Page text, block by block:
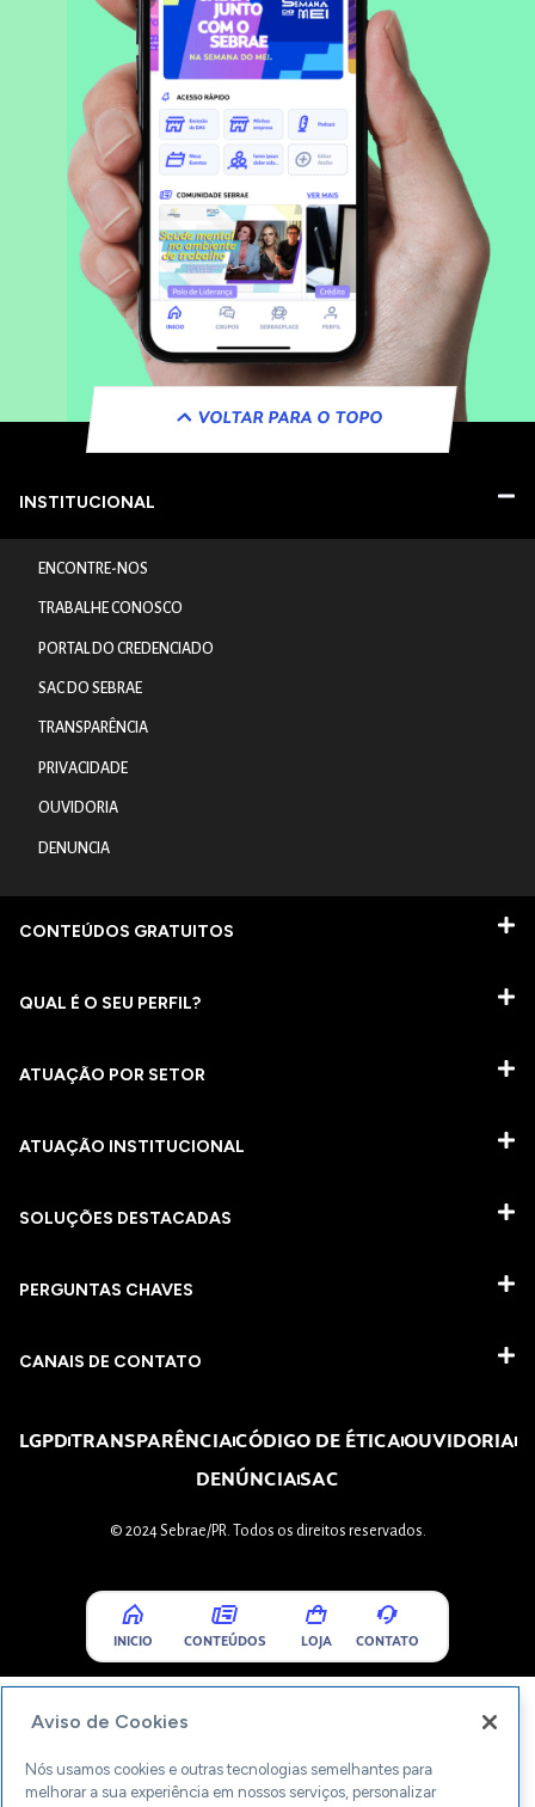
VOLTAR PARA O TOPO
INSTITUCIONAL
ENCONTRE-NOS
TRABALHE CONOSCO
PORTAL DO CREDENCIADO
SAC DO SEBRAE
TRANSPARÊNCIA
PRIVACIDADE
OUVIDORIA
DENUNCIA
CONTEÚDOS GRATUITOS
QUAL É O SEU PERFIL?
ATUAÇÃO POR SETOR
ATUAÇÃO INSTITUCIONAL
SOLUÇÕES DESTACADAS
PERGUNTAS CHAVES​
CANAIS DE CONTATO
LGPDTRANSPARÊNCIACÓDIGO DE ÉTICAOUVIDORIA
DENÚNCIASAC
© 2024 Sebrae/PR. Todos os direitos reservados.
INICIO CONTEÚDOS LOJA CONTATO
Aviso de Cookies
Nós usamos cookies e outras tecnologias semelhantes para
melhorar a sua experiência em nossos serviços, personalizar